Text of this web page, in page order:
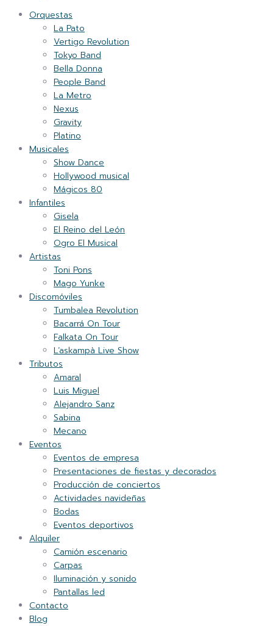
Orquestas
La Pato
Vertigo Revolution
Tokyo Band
Bella Donna
People Band
La Metro
Nexus
Gravity
Platino
Musicales
Show Dance
Hollywood musical
Mágicos 80
Infantiles
Gisela
El Reino del León
Ogro El Musical
Artistas
Toni Pons
Mago Yunke
Discomóviles
Tumbalea Revolution
Bacarrá On Tour
Falkata On Tour
L’askampà Live Show
Tributos
Amaral
Luis Miguel
Alejandro Sanz
Sabina
Mecano
Eventos
Eventos de empresa
Presentaciones de fiestas y decorados
Producción de conciertos
Actividades navideñas
Bodas
Eventos deportivos
Alquiler
Camión escenario
Carpas
Iluminación y sonido
Pantallas led
Contacto
Blog